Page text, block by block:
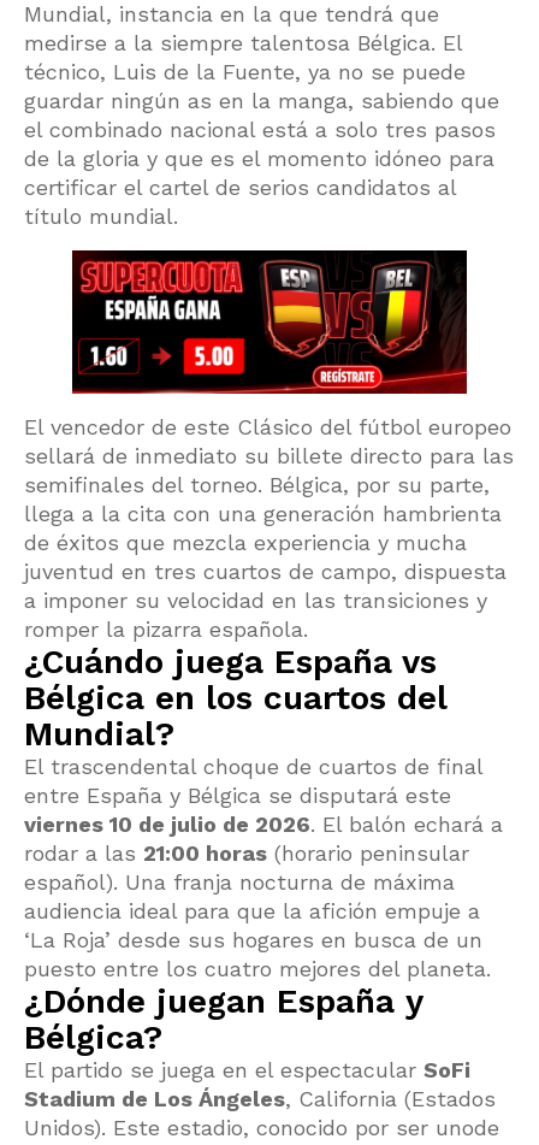
Mundial, instancia en la que tendrá que
medirse a la siempre talentosa Bélgica. El
técnico, Luis de la Fuente, ya no se puede
guardar ningún as en la manga, sabiendo que
el combinado nacional está a solo tres pasos
de la gloria y que es el momento idóneo para
certificar el cartel de serios candidatos al
título mundial.
El vencedor de este Clásico del fútbol europeo
sellará de inmediato su billete directo para las
semifinales del torneo. Bélgica, por su parte,
llega a la cita con una generación hambrienta
de éxitos que mezcla experiencia y mucha
juventud en tres cuartos de campo, dispuesta
a imponer su velocidad en las transiciones y
romper la pizarra española.
¿Cuándo juega España vs
Bélgica en los cuartos del
Mundial?
El trascendental choque de cuartos de final
entre España y Bélgica se disputará este
viernes 10 de julio de 2026. El balón echará a
rodar a las 21:00 horas (horario peninsular
español). Una franja nocturna de máxima
audiencia ideal para que la afición empuje a
‘La Roja’ desde sus hogares en busca de un
puesto entre los cuatro mejores del planeta.
¿Dónde juegan España y
Bélgica?
El partido se juega en el espectacular SoFi
Stadium de Los Ángeles, California (Estados
Unidos). Este estadio, conocido por ser unode